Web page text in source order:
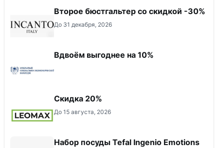
Второе бюстгальтер со скидкой -30%
До 31 декабря, 2026
Вдвоём выгоднее на 10%
Скидка 20%
До 15 августа, 2026
Набор посуды Tefal Ingenio Emotions